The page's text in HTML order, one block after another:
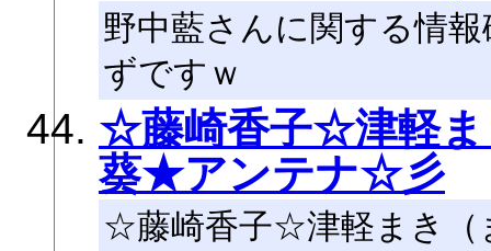
野中藍さんに関する情
ずですｗ
☆藤崎香子☆津軽
葵★アンテナ☆彡
☆藤崎香子☆津軽まき